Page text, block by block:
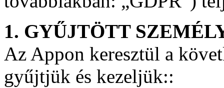
1. GYŰJTÖTT
Az Appon keresztül a
gyűjtjük és kezeljük::